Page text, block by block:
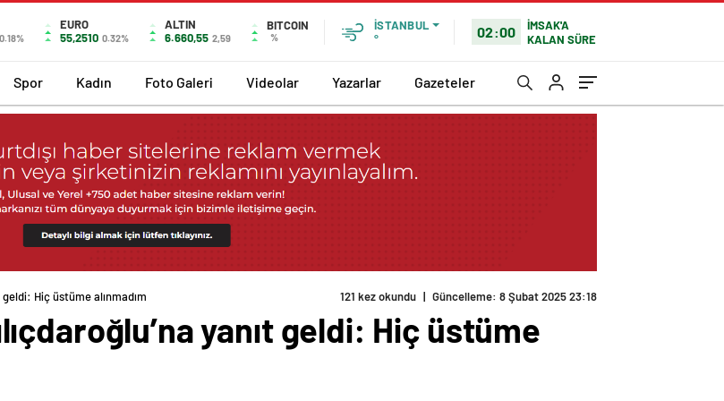
0.18%
EURO
55,2510 0.32%
ALTIN
6.660,55 2,59
BITCOIN
%
İSTANBUL
°
02:00
İMSAK'A
KALAN SÜRE
Spor Kadın Foto Galeri Videolar Yazarlar Gazeteler
geldi: Hiç üstüme alınmadım 121 kez okundu | Güncelleme: 8 Şubat 2025 23:18
yanıt geldi: Hiç üstüme